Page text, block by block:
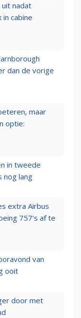
uit nadat
cabine
dan de vorige
maar
optie:
in tweede
nog lang
extra Airbus
757's af te
van
ooit
door met